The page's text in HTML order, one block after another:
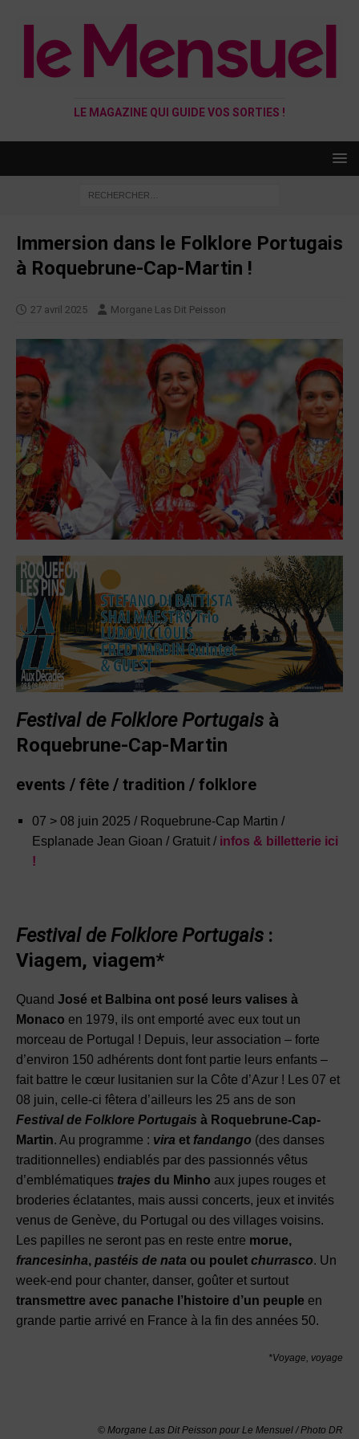
LE MAGAZINE QUI GUIDE VOS SORTIES !
Immersion dans le Folklore Portugais
à Roquebrune-Cap-Martin !
27 avril 2025 Morgane Las Dit Peisson
Festival de FolklorePortugais à
Roquebrune-Cap-Martin
events / fête / tradition / folklore
07 > 08 juin 2025 / Roquebrune-Cap Martin /
Esplanade Jean Gioan / Gratuit /infos & billetterie ici
!
Festival de FolklorePortugais :
Viagem, viagem*
Quand José et Balbina ont posé leurs valises à
Monaco en 1979, ils ont emporté avec eux tout un
morceau de Portugal ! Depuis, leur association – forte
d’environ 150 adhérents dont font partie leurs enfants –
fait battre le cœur lusitanien sur la Côte d’Azur ! Les 07 et
08 juin, celle-ci fêtera d’ailleurs les 25 ans de son
Festival de Folklore Portugais à Roquebrune-Cap-
Martin. Au programme : vira et fandango (des danses
traditionnelles) endiablés par des passionnés vêtus
d’emblématiques trajes du Minho aux jupes rouges et
broderies éclatantes, mais aussi concerts, jeux et invités
venus de Genève, du Portugal ou des villages voisins.
Les papilles ne seront pas en reste entre morue,
francesinha, pastéis de nata ou poulet churrasco. Un
week-end pour chanter, danser, goûter et surtout
transmettre avec panache l’histoire d’un peuple en
grande partie arrivé en France à la fin des années 50.
*Voyage, voyage
© Morgane Las Dit Peisson pour Le Mensuel / Photo DR